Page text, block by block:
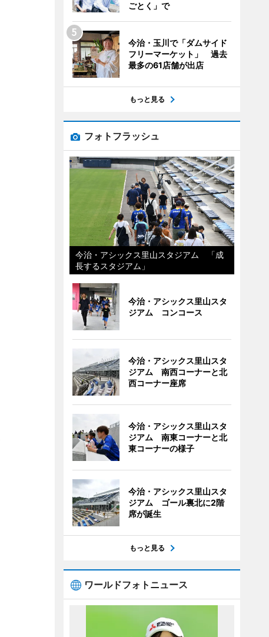
ごとく」で
今治・玉川で「ダムサイド
フリーマーケット」 過去
最多の61店舗が出店
もっと見る
フォトフラッシュ
今治・アシックス里山スタジアム 「成
長するスタジアム」
今治・アシックス里山スタ
ジアム コンコース
今治・アシックス里山スタ
ジアム 南西コーナーと北
西コーナー座席
今治・アシックス里山スタ
ジアム 南東コーナーと北
東コーナーの様子
今治・アシックス里山スタ
ジアム ゴール裏北に2階
席が誕生
もっと見る
ワールドフォトニュース